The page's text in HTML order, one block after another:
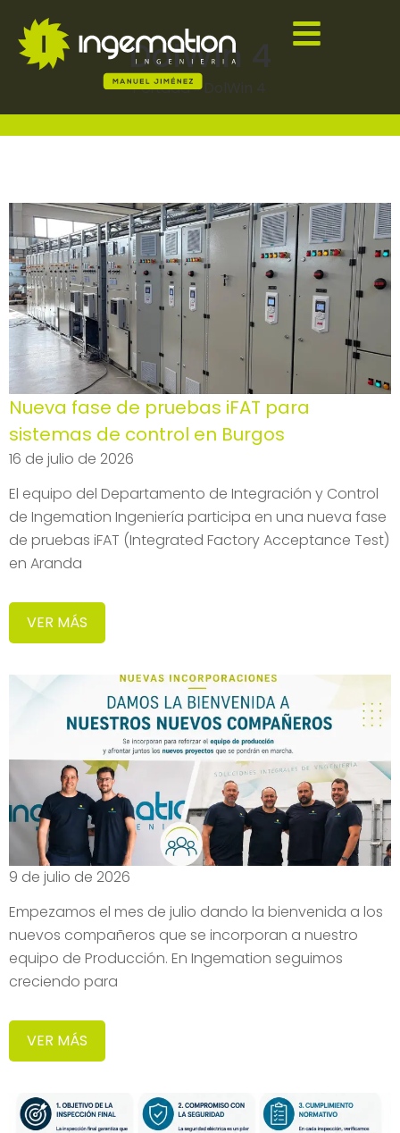
DolWin 4
Portada»DolWin 4
Nueva fase de pruebas iFAT para
sistemas de control en Burgos
16 de julio de 2026
El equipo del Departamento de Integración y Control
de Ingemation Ingeniería participa en una nueva fase
de pruebas iFAT (Integrated Factory Acceptance Test)
en Aranda
VER MÁS
9 de julio de 2026
Empezamos el mes de julio dando la bienvenida a los
nuevos compañeros que se incorporan a nuestro
equipo de Producción. En Ingemation seguimos
creciendo para
VER MÁS